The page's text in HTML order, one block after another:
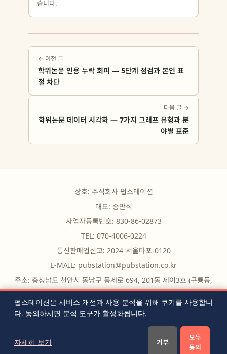
습니다.
← 이전 글
학위논문 인용 누락 회피 — 5단계 점검과 본인 표
절 차단
다음 글 →
학위논문 데이터 시각화 — 7가지 그래프 유형과 분
야별 표준
상호: 주식회사 펍스테이션
대표: 송만석
사업자등록번호: 830-86-02873
TEL: 070-4006-0224
통신판매업신고: 2024-서울마포-0120
E-MAIL: pubstation@pubstation.co.kr
주소: 충청남도 천안시 동남구 풍세로 694, 201동 제이3호 (구룡동,
구룡빌딩)
전체 글 목록
|
이용약관
쿠키 설정 |
문의하기
펍스테이션은 서비스 개선과 사용 분석을 위해 쿠키를 사용합니
다. 동의하시면 분석 도구가 활성화됩니다.
자세히 보기 거부
모두
동의